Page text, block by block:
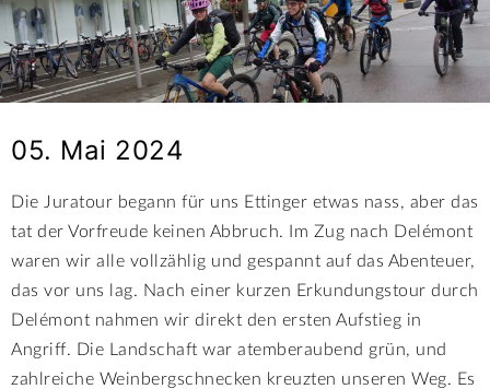
05. Mai 2024
Die Juratour begann für uns Ettinger etwas nass, aber das
tat der Vorfreude keinen Abbruch. Im Zug nach Delémont
waren wir alle vollzählig und gespannt auf das Abenteuer,
das vor uns lag. Nach einer kurzen Erkundungstour durch
Delémont nahmen wir direkt den ersten Aufstieg in
Angriff. Die Landschaft war atemberaubend grün, und
zahlreiche Weinbergschnecken kreuzten unseren Weg. Es